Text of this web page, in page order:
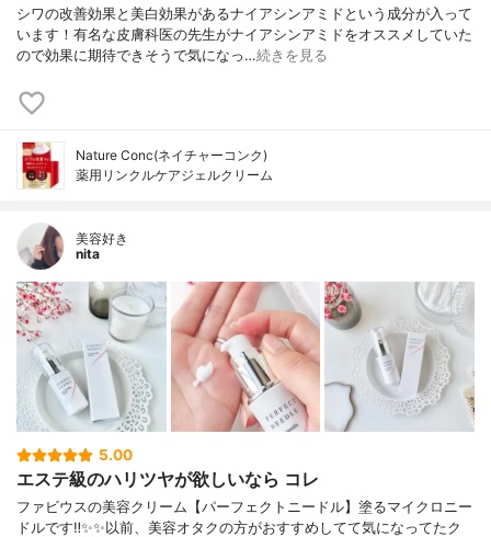
シワの改善効果と美白効果があるナイアシンアミドという成分が入って
います！有名な皮膚科医の先生がナイアシンアミドをオススメしていた
ので効果に期待できそうで気になっ…続きを見る
Nature Conc(ネイチャーコンク)
薬用リンクルケアジェルクリーム
美容好き
nita
5.00
エステ級のハリツヤが欲しいなら コレ
ファビウスの美容クリーム 【パーフェクトニードル】 塗るマイクロニー
ドルです‼︎✨✨ 以前、美容オタクの方がおすすめしてて 気になってたク